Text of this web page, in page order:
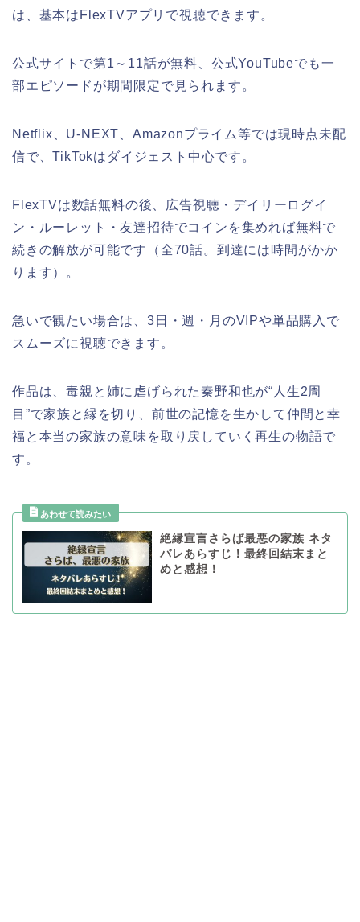
は、基本はFlexTVアプリで視聴できます。
公式サイトで第1～11話が無料、公式YouTubeでも一
部エピソードが期間限定で見られます。
Netflix、U-NEXT、Amazonプライム等では現時点未配
信で、TikTokはダイジェスト中心です。
FlexTVは数話無料の後、広告視聴・デイリーログイ
ン・ルーレット・友達招待でコインを集めれば無料で
続きの解放が可能です（全70話。到達には時間がかか
ります）。
急いで観たい場合は、3日・週・月のVIPや単品購入で
スムーズに視聴できます。
作品は、毒親と姉に虐げられた秦野和也が“人生2周
目”で家族と縁を切り、前世の記憶を生かして仲間と幸
福と本当の家族の意味を取り戻していく再生の物語で
す。
絶縁宣言さらば最悪の家族 ネタ
バレあらすじ！最終回結末まと
めと感想！